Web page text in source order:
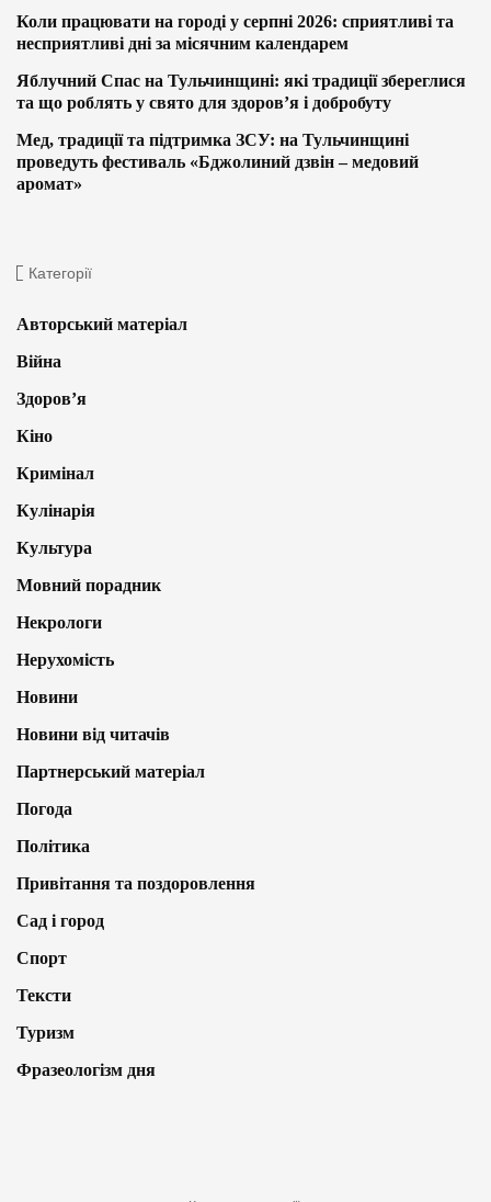
Коли працювати на городі у серпні 2026: сприятливі та
несприятливі дні за місячним календарем
Яблучний Спас на Тульчинщині: які традиції збереглися
та що роблять у свято для здоров’я і добробуту
Мед, традиції та підтримка ЗСУ: на Тульчинщині
проведуть фестиваль «Бджолиний дзвін – медовий
аромат»
Категорії
Авторський матеріал
Війна
Здоров’я
Кіно
Кримінал
Кулінарія
Культура
Мовний порадник
Некрологи
Нерухомість
Новини
Новини від читачів
Партнерський матеріал
Погода
Політика
Привітання та поздоровлення
Сад і город
Спорт
Тексти
Туризм
Фразеологізм дня